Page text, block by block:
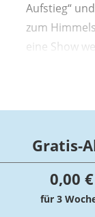
Aufstieg“
zum
eine Show
Gratis-
0,00 €
für 3